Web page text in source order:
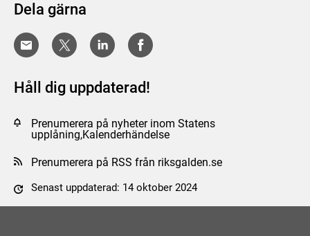
Dela gärna
Håll dig uppdaterad!
Prenumerera på nyheter inom Statens
upplåning,Kalenderhändelse
Prenumerera på RSS från riksgalden.se
Senast uppdaterad: 14 oktober 2024